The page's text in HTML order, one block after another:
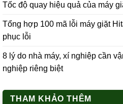
Tốc độ quay hiệu quả của máy
Tổng hợp 100 mã lỗi máy giặt
phục lỗi
8 lý do nhà máy, xí nghiệp cần
nghiệp riêng biệt
THAM KHẢO THÊM